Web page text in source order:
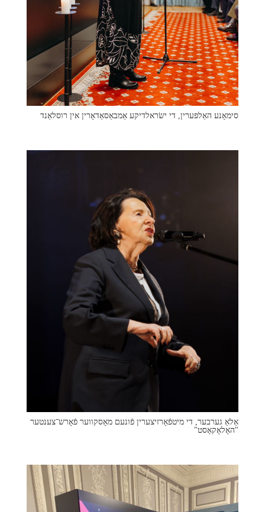
סימאָנע האַלפּערין, די ישׂראלדיקע אַמבאַסאַדאָרין אין רוסלאַנד
אַלאַ גערבער, די מיטפֿאָרזיצערין פֿונעם מאָסקווער פֿאָרש־צענטער
"האָלאָקאָסט"